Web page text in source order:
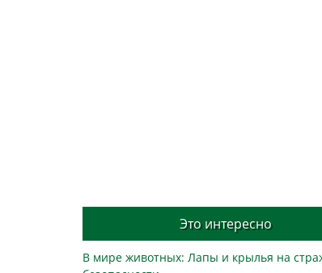
Это интересно
В мире животных: Лапы и крылья на